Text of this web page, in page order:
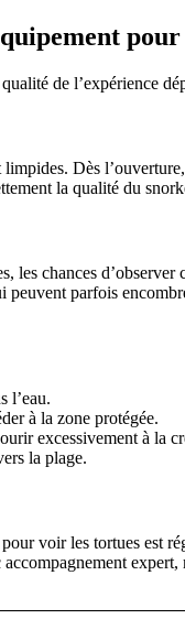
de l’expérience
Dès
la qualité du
chances
parfois
l’eau.
à la zone protégée.
excessivement à la
la plage.
voir les tortues est